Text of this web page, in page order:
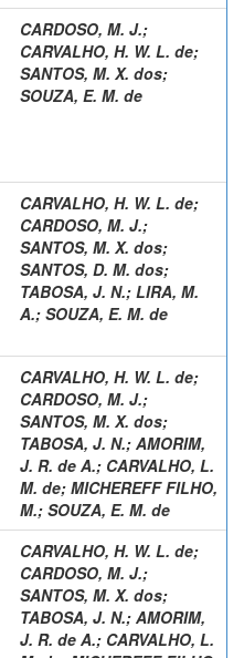
CARDOSO, M. J.;
CARVALHO, H. W. L. de;
SANTOS, M. X. dos;
SOUZA, E. M. de
CARVALHO, H. W. L. de;
CARDOSO, M. J.;
SANTOS, M. X. dos;
SANTOS, D. M. dos;
TABOSA, J. N.; LIRA, M.
A.; SOUZA, E. M. de
CARVALHO, H. W. L. de;
CARDOSO, M. J.;
SANTOS, M. X. dos;
TABOSA, J. N.; AMORIM,
J. R. de A.; CARVALHO, L.
M. de; MICHEREFF FILHO,
M.; SOUZA, E. M. de
CARVALHO, H. W. L. de;
CARDOSO, M. J.;
SANTOS, M. X. dos;
TABOSA, J. N.; AMORIM,
J. R. de A.; CARVALHO, L.